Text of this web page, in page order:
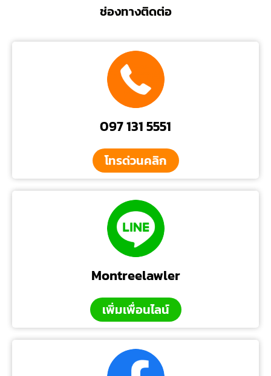
ช่องทางติดต่อ
097 131 5551
โทรด่วนคลิก
Montreelawler
เพิ่มเพื่อนไลน์